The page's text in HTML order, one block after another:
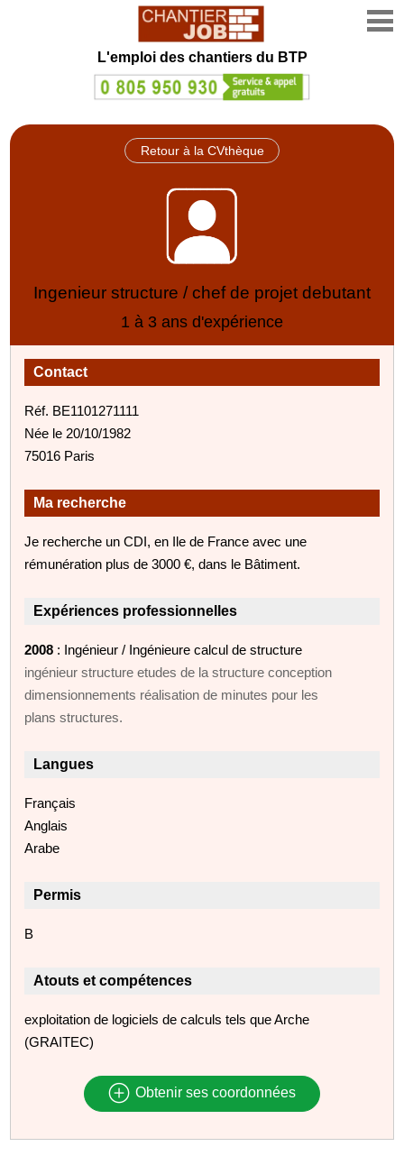
L'emploi des chantiers du BTP
Retour à la CVthèque
Ingenieur structure / chef de projet debutant
1 à 3 ans d'expérience
Contact
Réf. BE1101271111
Née le 20/10/1982
75016 Paris
Ma recherche
Je recherche un CDI, en Ile de France avec une
rémunération plus de 3000 €, dans le Bâtiment.
Expériences professionnelles
2008 : Ingénieur / Ingénieure calcul de structure
ingénieur structure etudes de la structure conception
dimensionnements réalisation de minutes pour les
plans structures.
Langues
Français
Anglais
Arabe
Permis
B
Atouts et compétences
exploitation de logiciels de calculs tels que Arche
(GRAITEC)
Obtenir ses coordonnées